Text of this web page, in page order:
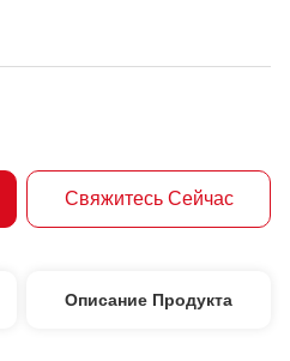
Свяжитесь Сейчас
Описание Продукта